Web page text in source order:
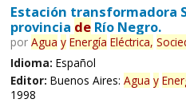
Estación transformadora
provincia deRío Negro.
por Agua y Energía Eléctrica,
Idioma: Español
Editor: Buenos Aires: Agua y
1998